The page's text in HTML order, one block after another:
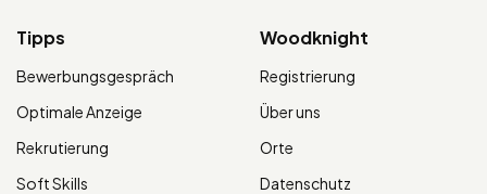
Tipps
Bewerbungsgespräch
Optimale Anzeige
Rekrutierung
Soft Skills
Woodknight
Registrierung
Über uns
Orte
Datenschutz